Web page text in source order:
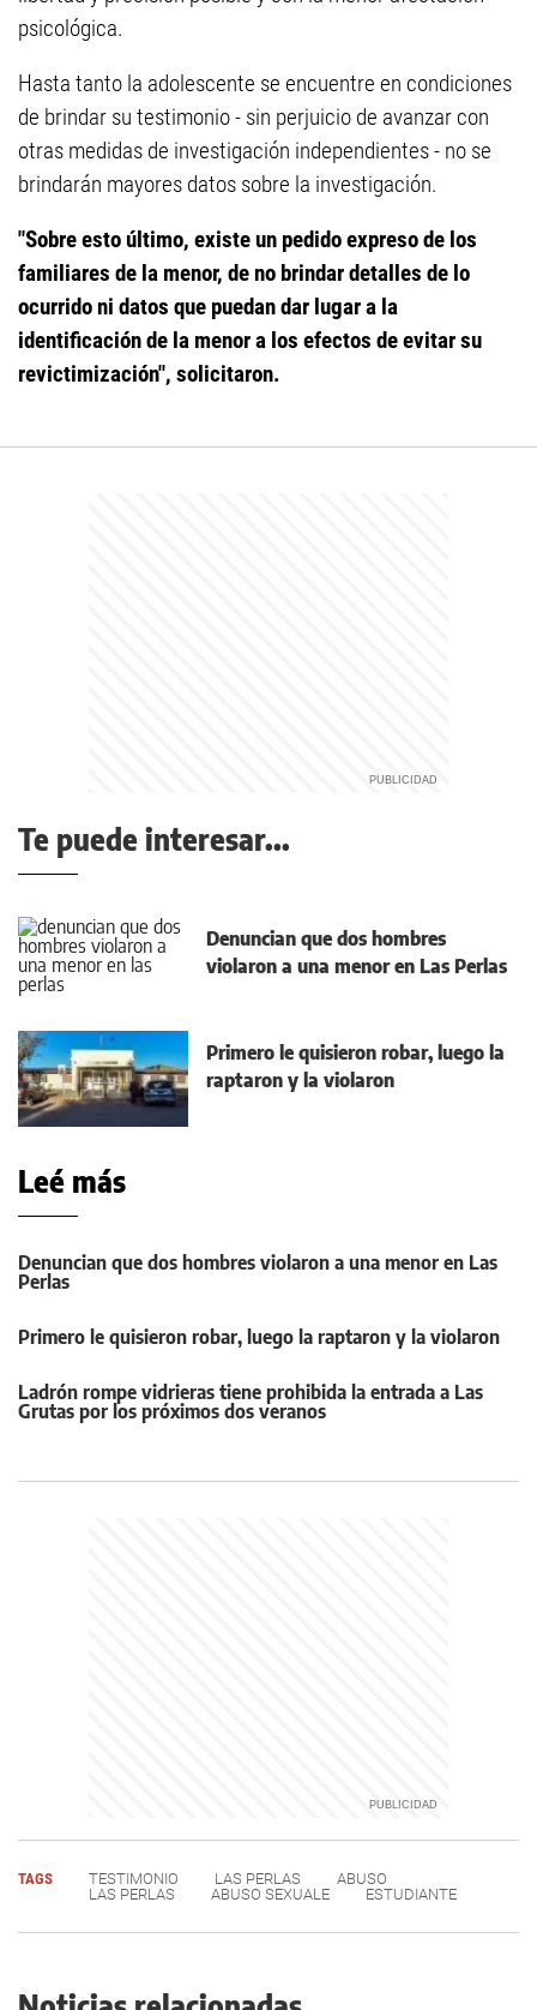
psicológica.
Hasta tanto la adolescente se encuentre en condiciones
de brindar su testimonio - sin perjuicio de avanzar con
otras medidas de investigación independientes - no se
brindarán mayores datos sobre la investigación.
"Sobre esto último, existe un pedido expreso de los
familiares de la menor, de no brindar detalles de lo
ocurrido ni datos que puedan dar lugar a la
identificación de la menor a los efectos de evitar su
revictimización", solicitaron.
Te puede interesar...
Denuncian que dos hombres
violaron a una menor en Las Perlas
Primero le quisieron robar, luego la
raptaron y la violaron
Leé más
Denuncian que dos hombres violaron a una menor en Las
Perlas
Primero le quisieron robar, luego la raptaron y la violaron
Ladrón rompe vidrieras tiene prohibida la entrada a Las
Grutas por los próximos dos veranos
TAGS TESTIMONIO LAS PERLAS
ABUSO
LAS PERLAS
ABUSO SEXUALE ESTUDIANTE